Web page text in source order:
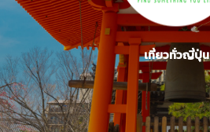
เที่ยวทั่วญี่ปุ่น